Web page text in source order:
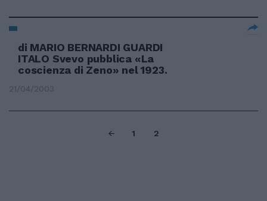
di MARIO BERNARDI GUARDI
ITALO Svevo pubblica «La
coscienza di Zeno» nel 1923.
21/04/2003
1 2